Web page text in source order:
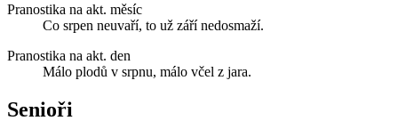
Pranostika na akt. měsíc
Co srpen neuvaří, to už září nedosmaží.
Pranostika na akt. den
Málo plodů v srpnu, málo včel z jara.
Senioři